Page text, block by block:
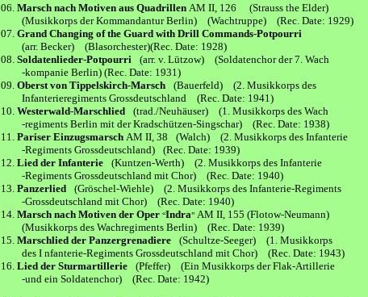
06.Marsch nach Motiven aus QuadrillenAM II, 126
(Strauss the Elder)
(Musikkorps der Kommandantur Berlin) (Wachtruppe) (Rec. Date: 1929)
07.Grand Changing of the Guard with Drill Commands-Potpourri
(arr. Becker) (Blasorchester)(Rec. Date: 1928)
08.Soldatenlieder-Potpourri
(arr. v. Lützow) (Soldatenchor der 7. Wach
-kompanie Berlin) (Rec. Date: 1931)
09.Oberst von Tippelskirch-Marsch
(Bauerfeld) (2. Musikkorps des
Infanterieregiments Grossdeutschland (Rec. Date: 1941)
10.Westerwald-Marschlied
(trad./Neuhäuser) (1. Musikkorps des Wach
-regiments Berlin mit der Kradschützen-Singschar) (Rec. Date: 1938)
11. Pariser EinzugsmarschAM II, 38
(Walch) (2. Musikkorps des Infanterie
-Regiments Grossdeutschland)
(Rec. Date: 1939)
12.Lied der Infanterie
(Kuntzen-Werth) (2. Musikkorps des Infanterie
-Regiments Grossdeutschland mit Chor) (Rec. Date: 1940)
13. Panzerlied
(Gröschel-Wiehle) (2. Musikkorps des Infanterie-Regiments
-Grossdeutschland mit Chor) (Rec. Date: 1940)
14.Marsch nach Motiven der Oper“Indra” AM II, 155 (Flotow-Neumann)
(Musikkorps des Wachregiments Berlin) (Rec. Date: 1939)
15.Marschlied der Panzergrenadiere
(Schultze-Seeger) (1. Musikkorps
des I nfanterie-Regiments Grossdeutschland mit Chor) (Rec. Date: 1943)
16.Lied der Sturmartillerie
(Pfeffer) (Ein Musikkorps der Flak-Artillerie
-und ein Soldatenchor) (Rec. Date: 1942)